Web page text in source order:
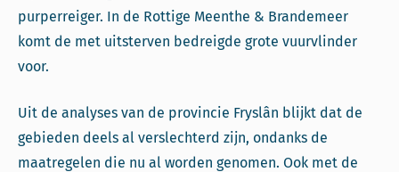
purperreiger. In de Rottige Meenthe & Brandemeer
komt de met uitsterven bedreigde grote vuurvlinder
voor.
Uit de analyses van de provincie Fryslân blijkt dat de
gebieden deels al verslechterd zijn, ondanks de
maatregelen die nu al worden genomen. Ook met de